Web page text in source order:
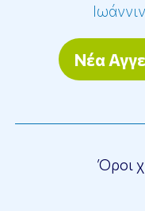
Νέα
Όροι